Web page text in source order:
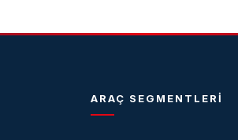
ARAÇ SEGMENTLERI